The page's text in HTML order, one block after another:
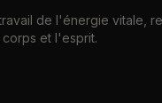
de l'énergie vitale,
et l'esprit.